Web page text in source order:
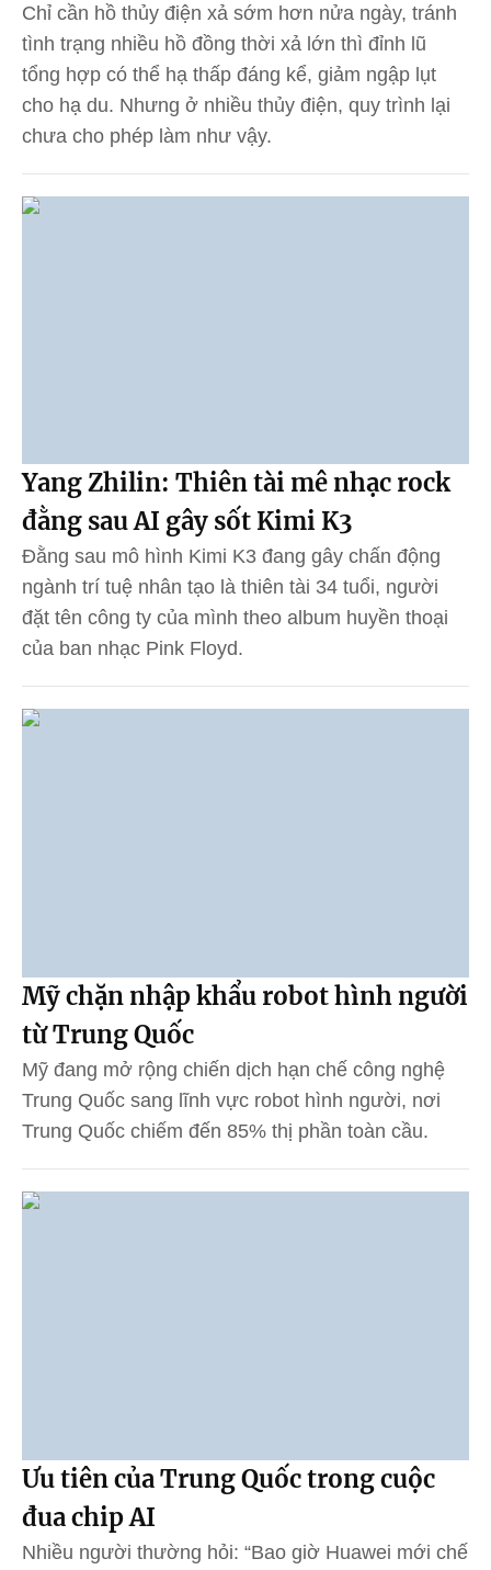
Chỉ cần hồ thủy điện xả sớm hơn nửa ngày, tránh
tình trạng nhiều hồ đồng thời xả lớn thì đỉnh lũ
tổng hợp có thể hạ thấp đáng kể, giảm ngập lụt
cho hạ du. Nhưng ở nhiều thủy điện, quy trình lại
chưa cho phép làm như vậy.
Yang Zhilin: Thiên tài mê nhạc rock
đằng sau AI gây sốt Kimi K3
Đằng sau mô hình Kimi K3 đang gây chấn động
ngành trí tuệ nhân tạo là thiên tài 34 tuổi, người
đặt tên công ty của mình theo album huyền thoại
của ban nhạc Pink Floyd.
Mỹ chặn nhập khẩu robot hình người
từ Trung Quốc
Mỹ đang mở rộng chiến dịch hạn chế công nghệ
Trung Quốc sang lĩnh vực robot hình người, nơi
Trung Quốc chiếm đến 85% thị phần toàn cầu.
Ưu tiên của Trung Quốc trong cuộc
đua chip AI
Nhiều người thường hỏi: “Bao giờ Huawei mới chế